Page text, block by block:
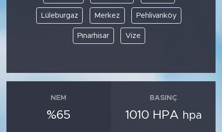
Lüleburgaz Merkez Pehlivanköy
Pınarhisar Vize
NEM
%65
BASINÇ
1010 HPA hpa